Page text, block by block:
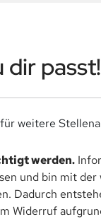
dir passt!
weitere
werden.
und bin mit
Dadurch
Widerruf